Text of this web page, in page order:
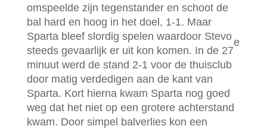
omspeelde zijn tegenstander en schoot de
bal hard en hoog in het doel, 1-1. Maar
Sparta bleef slordig spelen waardoor Stevo
steeds gevaarlijk er uit kon komen. In de 27
e
minuut werd de stand 2-1 voor de thuisclub
door matig verdedigen aan de kant van
Sparta. Kort hierna kwam Sparta nog goed
weg dat het niet op een grotere achterstand
kwam. Door simpel balverlies kon een